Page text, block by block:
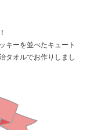
キーを並べたキュート
タオルでお作りしまし